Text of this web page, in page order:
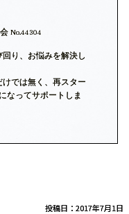
No.44304
り、お悩みを解決し
では無く、再スター
なってサポートしま
投稿日：2017年7月1日